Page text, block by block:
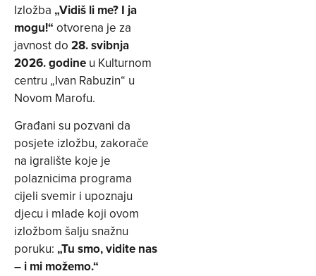
Izložba „Vidiš li me? I ja
mogu!“ otvorena je za
javnost do 28. svibnja
2026. godine u Kulturnom
centru „Ivan Rabuzin“ u
Novom Marofu.
Građani su pozvani da
posjete izložbu, zakorače
na igralište koje je
polaznicima programa
cijeli svemir i upoznaju
djecu i mlade koji ovom
izložbom šalju snažnu
poruku: „Tu smo, vidite nas
– i mi možemo.“